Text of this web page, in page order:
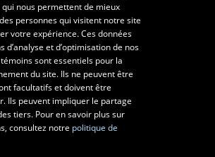
nous permettent de mieux
personnes qui visitent notre site
votre expérience. Ces données
d’analyse et d’optimisation de nos
sont essentiels pour la
du site. Ils ne peuvent être
facultatifs et doivent être
Ils peuvent impliquer le partage
tiers. Pour en savoir plus sur
consultez notre politique de